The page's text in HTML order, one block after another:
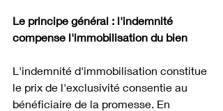
Le principe général : l'indemnité
compense l'immobilisation du bien
L'indemnité d'immobilisation constitue
le prix de l'exclusivité consentie au
bénéficiaire de la promesse. En